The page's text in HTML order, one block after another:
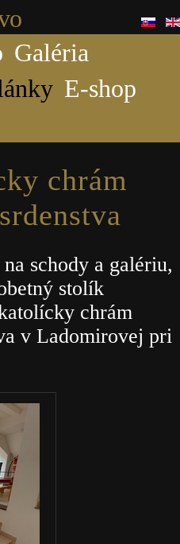
Galéria
E-shop
chrám
schody a galériu,
stolík
chrám
v Ladomirovej pri